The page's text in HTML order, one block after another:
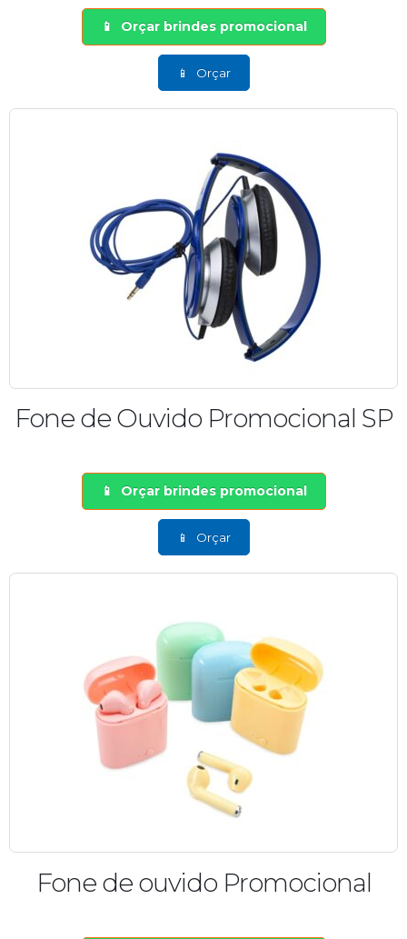
Orçar brindes promocional
Orçar
Fone de Ouvido Promocional SP
Orçar brindes promocional
Orçar
Fone de ouvido Promocional